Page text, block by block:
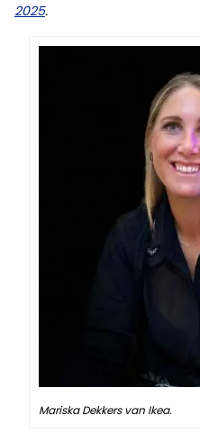
2025.
Mariska Dekkers van Ikea.